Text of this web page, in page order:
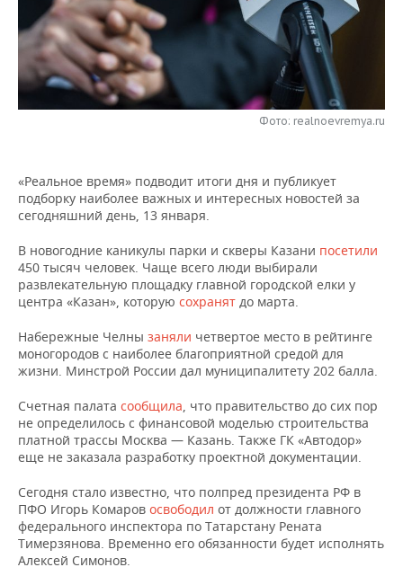
НЕФТЕХИМИЯ
НЕФТЬ
ОПК
РОЗНИЧНАЯ ТОРГОВЛЯ
ТРАНСПОРТ
НОВОСТИ ТЕХНОЛОГИЙ
IT
МЕРОПРИЯТИЯ
НОВОСТИ МЕРОПРИЯТИЙ
ONLINE-КОНФЕРЕНЦИИ
СПОРТ
ХОККЕЙ
ВОЛЕЙБОЛ
ФИГУРНОЕ КАТАНИЕ
ВОДНЫЕ ВИДЫ СПОРТА
ХОККЕЙ С МЯЧОМ
ВЛАСТЬ
ИСТОРИЯ
МЕДИЦИНА
ОБРАЗОВАНИЕ
ПРОИСШЕСТВИЯ
СЮЖЕТЫ
СПИСОК ПЕРСОН
ПОЛНАЯ ВЕРСИЯ
Фото: realnoevremya.ru
«Реальное время» подводит итоги дня и публикует
подборку наиболее важных и интересных новостей за
сегодняшний день, 13 января.
В новогодние каникулы парки и скверы Казани посетили
450 тысяч человек. Чаще всего люди выбирали
развлекательную площадку главной городской елки у
центра «Казан», которую сохранят до марта.
Набережные Челны заняли четвертое место в рейтинге
моногородов с наиболее благоприятной средой для
жизни. Минстрой России дал муниципалитету 202 балла.
Счетная палата сообщила , что правительство до сих пор
не определилось с финансовой моделью строительства
платной трассы Москва — Казань. Также ГК «Автодор»
еще не заказала разработку проектной документации.
Сегодня стало известно, что полпред президента РФ в
ПФО Игорь Комаров освободил от должности главного
федерального инспектора по Татарстану Рената
Тимерзянова. Временно его обязанности будет исполнять
Алексей Симонов.